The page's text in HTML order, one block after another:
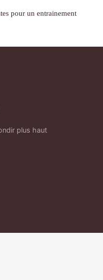
pour un entrainement
plus haut